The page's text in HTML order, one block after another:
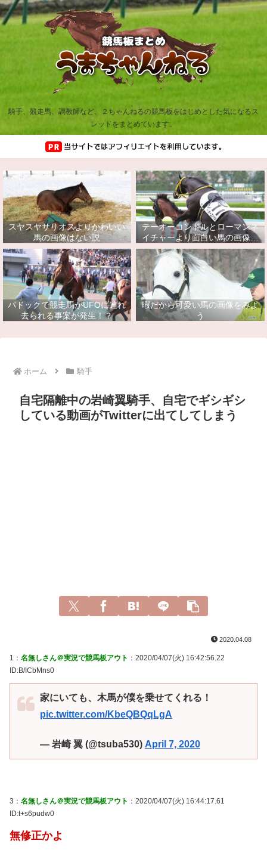
騎手、競走馬、調教師など、２ちゃんねるの競馬板をはじめとした気になるス
レッドをまとめています。
スヤスヤサリオスよりかわいい
馬の画像はない説
テーオーコンドルとローマンネ
イチャーより面白い馬の画像っ
てあるの？
パドックで競走馬がUFOに連れ
去られる事案が発生！？
暇だから可愛い馬の画像をみよ
う
ホーム 騎手
自宅隔離中の岩崎翼騎手、自宅でギシギシ
している動画がTwitterに出てしてしまう
2020.04.08
1： 名無しさん＠実況で競馬板アウト ：2020/04/07(火) 16:42:56.22
ID:B/ICbMns0
家にいても、木馬が僕を乗せてくれる！
pic.twitter.com/KbeQBQqLgA
— 岩崎 翼 (@tsuba530) April 7, 2020
3： 名無しさん＠実況で競馬板アウト ：2020/04/07(火) 16:44:17.61
ID:t+s6pudw0
無修正かよ